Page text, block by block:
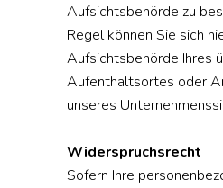
Aufsichtsbehörde zu
Regel können Sie sich
Aufsichtsbehörde Ihres
Aufenthaltsortes oder
unseres
Widerspruchsrecht
Sofern Ihre